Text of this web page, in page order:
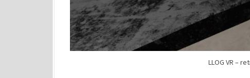
LLOG VR –